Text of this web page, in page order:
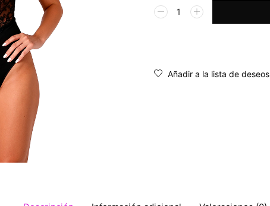
Alternative:
Añadir a la lista de deseos